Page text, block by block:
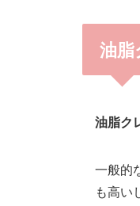
油
油脂ク
一般的
も高い